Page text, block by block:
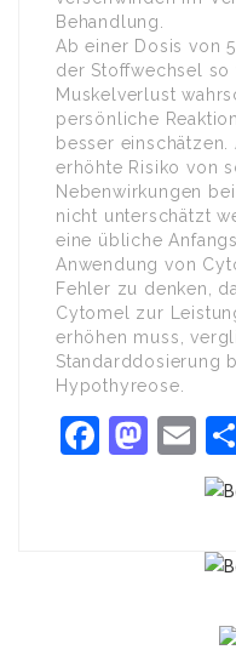
Behandlung.
Ab einer Dosis von
der Stoffwechsel so
Muskelverlust
persönliche
besser
erhöhte Risiko von
Nebenwirkungen
nicht unterschätzt
eine übliche
Anwendung von
Fehler zu denken,
Cytomel zur
erhöhen muss,
Standarddosierung
Hypothyreose.